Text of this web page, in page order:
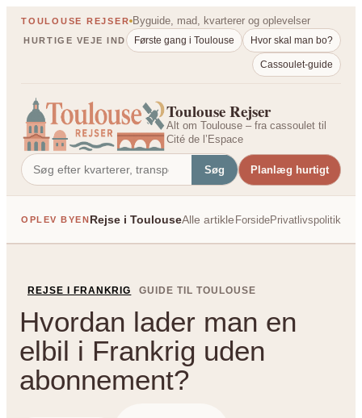
Spring
TOULOUSE REJSER Byguide, mad, kvarterer og oplevelser
HURTIGE VEJE IND Første gang i Toulouse Hvor skal man bo?
Cassoulet-guide
Toulouse Rejser
Alt om Toulouse – fra cassoulet til
Cité de l’Espace
Søg Planlæg hurtigt
OPLEV BYENRejse i ToulouseAlle artiklerPÅ TVÆRS AF
ForsidePrivatlivspolitik
REJSE I FRANKRIG GUIDE TIL TOULOUSE
Hvordan lader man en
elbil i Frankrig uden
abonnement?